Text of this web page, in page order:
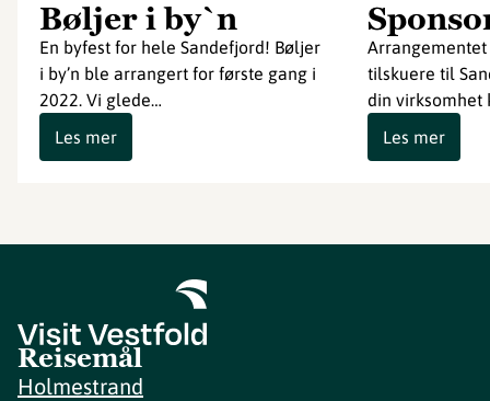
Bøljer i by`n
En byfest for hele Sandefjord! Bøljer
i by’n ble arrangert for første gang i
2022. Vi glede…
Les mer
tilskuere til
din virksomhet
Les mer
Reisemål
Holmestrand